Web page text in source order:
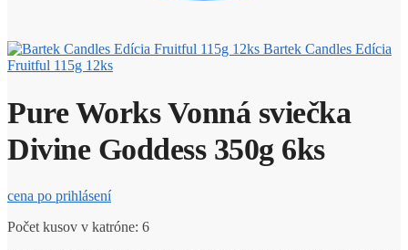
Bartek Candles Edícia
Fruitful 115g 12ks
Pure Works Vonná sviečka
Divine Goddess 350g 6ks
cena po prihlásení
Počet kusov v katróne: 6